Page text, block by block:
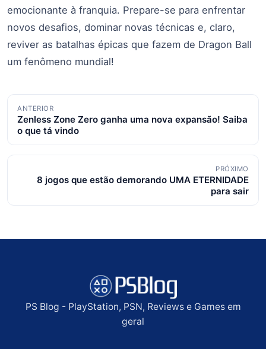
emocionante à franquia. Prepare-se para enfrentar
novos desafios, dominar novas técnicas e, claro,
reviver as batalhas épicas que fazem de Dragon Ball
um fenômeno mundial!
Navegação
de
posts
ANTERIOR
Zenless Zone Zero ganha uma nova expansão! Saiba
o que tá vindo
PRÓXIMO
8 jogos que estão demorando UMA ETERNIDADE
para sair
PS Blog - PlayStation, PSN, Reviews e Games em
geral